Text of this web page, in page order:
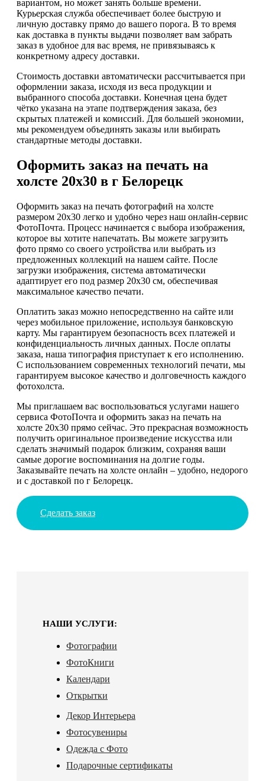
вариантом, но может занять больше времени.
Курьерская служба обеспечивает более быструю и
личную доставку прямо до вашего порога. В то время
как доставка в пункты выдачи позволяет вам забрать
заказ в удобное для вас время, не привязываясь к
конкретному адресу доставки.
Стоимость доставки автоматически рассчитывается при
оформлении заказа, исходя из веса продукции и
выбранного способа доставки. Конечная цена будет
чётко указана на этапе подтверждения заказа, без
скрытых платежей и комиссий. Для большей экономии,
мы рекомендуем объединять заказы или выбирать
стандартные методы доставки.
Оформить заказ на печать на
холсте 20х30 в г Белорецк
Оформить заказ на печать фотографий на холсте
размером 20х30 легко и удобно через наш онлайн-сервис
ФотоПочта. Процесс начинается с выбора изображения,
которое вы хотите напечатать. Вы можете загрузить
фото прямо со своего устройства или выбрать из
предложенных коллекций на нашем сайте. После
загрузки изображения, система автоматически
адаптирует его под размер 20х30 см, обеспечивая
максимальное качество печати.
Оплатить заказ можно непосредственно на сайте или
через мобильное приложение, используя банковскую
карту. Мы гарантируем безопасность всех платежей и
конфиденциальность личных данных. После оплаты
заказа, наша типография приступает к его исполнению.
С использованием современных технологий печати, мы
гарантируем высокое качество и долговечность каждого
фотохолста.
Мы приглашаем вас воспользоваться услугами нашего
сервиса ФотоПочта и оформить заказ на печать на
холсте 20х30 прямо сейчас. Это прекрасная возможность
получить оригинальное произведение искусства или
сделать значимый подарок близким, сохраняя ваши
самые дорогие воспоминания на долгие годы.
Заказывайте печать на холсте онлайн – удобно, недорого
и с доставкой по г Белорецк.
Сделать заказ
НАШИ УСЛУГИ:
Фотографии
ФотоКниги
Календари
Открытки
Декор Интерьера
Фотосувениры
Одежда с Фото
Подарочные сертификаты